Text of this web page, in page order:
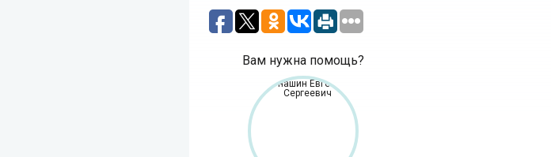
Вам нужна помощь?